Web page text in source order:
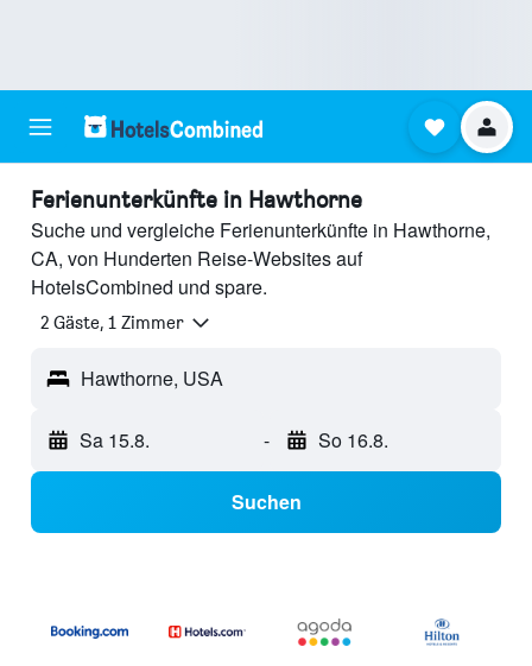
Ferienunterkünfte in Hawthorne
Suche und vergleiche Ferienunterkünfte in Hawthorne,
CA, von Hunderten Reise-Websites auf
HotelsCombined und spare.
2 Gäste, 1 Zimmer
Hawthorne, USA
Sa 15.8. - So 16.8.
Suchen